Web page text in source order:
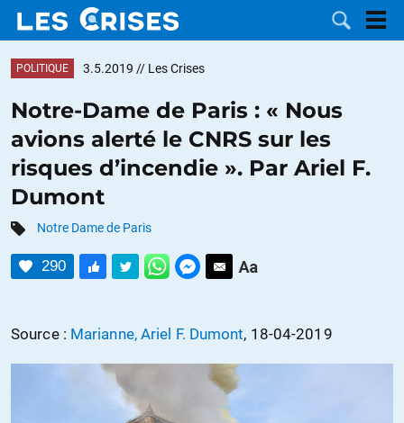
LES
DOSSIERS
CATÉGORIES
CONTACTER
FAIRE UN
POLITIQUE 3.5.2019 // Les Crises
Notre-Dame de Paris : « Nous
avions alerté le CNRS sur les
risques d’incendie ». Par Ariel F.
Dumont
Notre Dame de Paris
290
Source : Marianne, Ariel F. Dumont, 18-04-2019